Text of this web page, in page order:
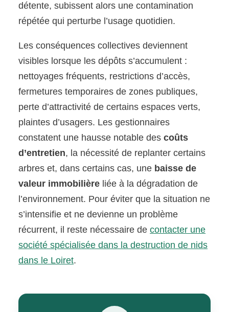
détente, subissent alors une contamination
répétée qui perturbe l’usage quotidien.
Les conséquences collectives deviennent
visibles lorsque les dépôts s’accumulent :
nettoyages fréquents, restrictions d’accès,
fermetures temporaires de zones publiques,
perte d’attractivité de certains espaces verts,
plaintes d’usagers. Les gestionnaires
constatent une hausse notable descoûts
d’entretien, la nécessité de replanter certains
arbres et, dans certains cas, une baisse de
valeur immobilière liée à la dégradation de
l’environnement. Pour éviter que la situation ne
s’intensifie et ne devienne un problème
récurrent, il reste nécessaire decontacter une
société spécialisée dans la destruction de nids
dans le Loiret.